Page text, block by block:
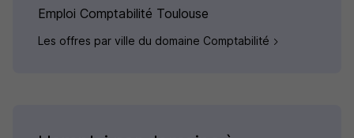
Emploi Comptabilité Toulouse
Les offres par ville du domaine Comptabilité